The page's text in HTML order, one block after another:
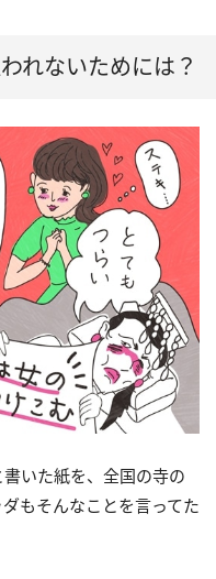
れないためには？
書いた紙を、全国の寺の
もそんなことを言ってた